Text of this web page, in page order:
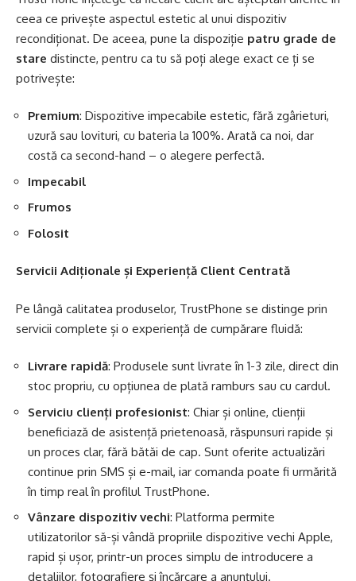
ceea ce privește aspectul estetic al unui dispozitiv
recondiționat. De aceea, pune la dispoziție patru grade de
stare distincte, pentru ca tu să poți alege exact ce ți se
potrivește:
Premium: Dispozitive impecabile estetic, fără zgârieturi,
uzură sau lovituri, cu bateria la 100%. Arată ca noi, dar
costă ca second-hand – o alegere perfectă.
Impecabil
Frumos
Folosit
Servicii Adiționale și Experiență Client Centrată
Pe lângă calitatea produselor, TrustPhone se distinge prin
servicii complete și o experiență de cumpărare fluidă:
Livrare rapidă: Produsele sunt livrate în 1-3 zile, direct din
stoc propriu, cu opțiunea de plată ramburs sau cu cardul.
Serviciu clienți profesionist: Chiar și online, clienții
beneficiază de asistență prietenoasă, răspunsuri rapide și
un proces clar, fără bătăi de cap. Sunt oferite actualizări
continue prin SMS și e-mail, iar comanda poate fi urmărită
în timp real în profilul TrustPhone.
Vânzare dispozitiv vechi: Platforma permite
utilizatorilor să-și vândă propriile dispozitive vechi Apple,
rapid și ușor, printr-un proces simplu de introducere a
detaliilor, fotografiere și încărcare a anunțului.